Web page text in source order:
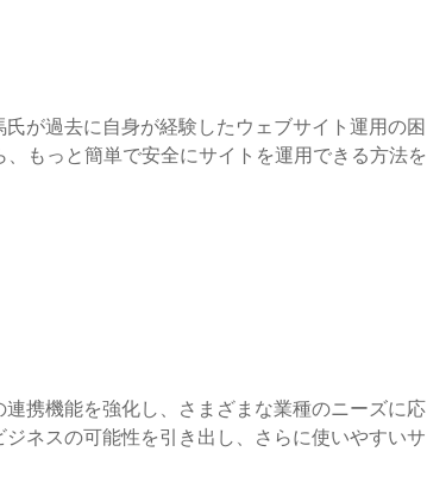
が過去に自身が経験したウェブサイト運用の困
もっと簡単で安全にサイトを運用できる方法を
携機能を強化し、さまざまな業種のニーズに応
ネスの可能性を引き出し、さらに使いやすいサ